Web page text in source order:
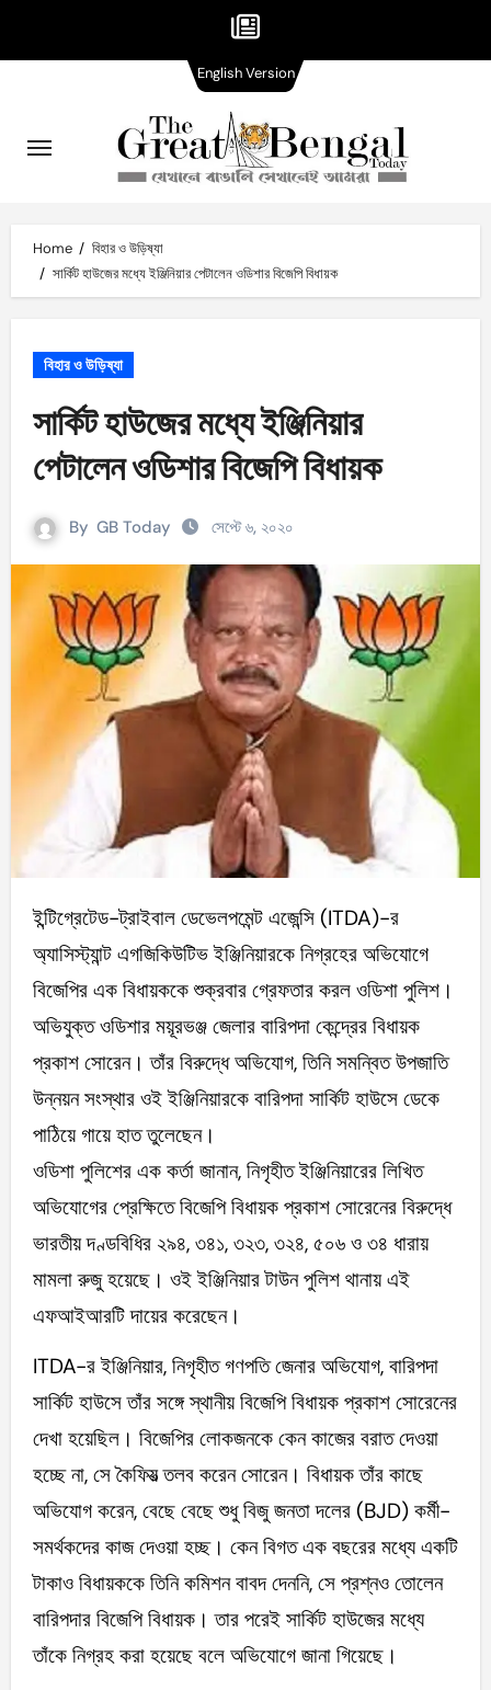
content
Home
বিহার ও উড়িষ্যা
সার্কিট হাউজের মধ্যে ইঞ্জিনিয়ার পেটালেন ওডিশার বিজেপি বিধায়ক
বিহার ও উড়িষ্যা
সার্কিট হাউজের মধ্যে ইঞ্জিনিয়ার
পেটালেন ওডিশার বিজেপি বিধায়ক
By GB Today সেপ্টে ৬, ২০২০
ইন্টিগ্রেটেড-ট্রাইবাল ডেভেলপমেন্ট এজেন্সি (ITDA)-র
অ্যাসিস্ট্যান্ট এগজিকিউটিভ ইঞ্জিনিয়ারকে নিগ্রহের অভিযোগে
বিজেপির এক বিধায়ককে শুক্রবার গ্রেফতার করল ওডিশা পুলিশ।
অভিযুক্ত ওডিশার ময়ূরভঞ্জ জেলার বারিপদা কেন্দ্রের বিধায়ক
প্রকাশ সোরেন। তাঁর বিরুদ্ধে অভিযোগ, তিনি সমন্বিত উপজাতি
উন্নয়ন সংস্থার ওই ইঞ্জিনিয়ারকে বারিপদা সার্কিট হাউসে ডেকে
পাঠিয়ে গায়ে হাত তুলেছেন।
ওডিশা পুলিশের এক কর্তা জানান, নিগৃহীত ইঞ্জিনিয়ারের লিখিত
অভিযোগের প্রেক্ষিতে বিজেপি বিধায়ক প্রকাশ সোরেনের বিরুদ্ধে
ভারতীয় দণ্ডবিধির ২৯৪, ৩৪১, ৩২৩, ৩২৪, ৫০৬ ও ৩৪ ধারায়
মামলা রুজু হয়েছে। ওই ইঞ্জিনিয়ার টাউন পুলিশ থানায় এই
এফআইআরটি দায়ের করেছেন।
ITDA-র ইঞ্জিনিয়ার, নিগৃহীত গণপতি জেনার অভিযোগ, বারিপদা
সার্কিট হাউসে তাঁর সঙ্গে স্থানীয় বিজেপি বিধায়ক প্রকাশ সোরেনের
দেখা হয়েছিল। বিজেপির লোকজনকে কেন কাজের বরাত দেওয়া
হচ্ছে না, সে কৈফিয়ত্‍‌ তলব করেন সোরেন। বিধায়ক তাঁর কাছে
অভিযোগ করেন, বেছে বেছে শুধু বিজু জনতা দলের (BJD) কর্মী-
সমর্থকদের কাজ দেওয়া হচ্ছ। কেন বিগত এক বছরের মধ্যে একটি
টাকাও বিধায়ককে তিনি কমিশন বাবদ দেননি, সে প্রশ্নও তোলেন
বারিপদার বিজেপি বিধায়ক। তার পরেই সার্কিট হাউজের মধ্যে
তাঁকে নিগ্রহ করা হয়েছে বলে অভিযোগে জানা গিয়েছে।
English VersionVersion